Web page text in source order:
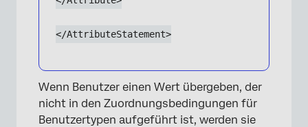
</AttributeStatement>
Wenn Benutzer einen Wert übergeben, der
nicht in den Zuordnungsbedingungen für
Benutzertypen aufgeführt ist, werden sie